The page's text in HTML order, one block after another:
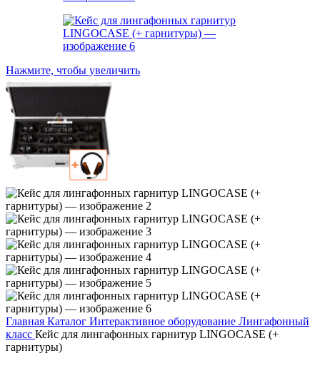
Нажмите, чтобы увеличить
Главная Каталог Интерактивное оборудование Лингафонный
класс Кейс для лингафонных гарнитур LINGOCASE (+
гарнитуры)